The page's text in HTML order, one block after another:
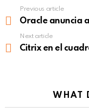
more
Previous article
Oracle anuncia
Next article
Citrix en el
WHAT